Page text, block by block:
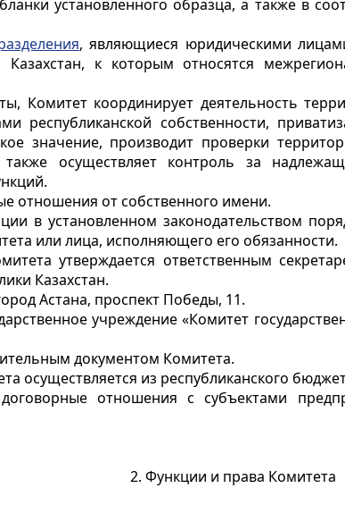
установленного образца, а также в
, являющиеся юридическими
Казахстан, к которым относятся
Комитет координирует деятельность
республиканской собственности,
значение, производит проверки
также осуществляет контроль за
отношения от собственного имени.
в установленном законодательством
или лица, исполняющего его обязанности.
утверждается ответственным
Казахстан.
Астана, проспект Победы, 11.
учреждение «Комитет
документом Комитета.
осуществляется из республиканского
отношения с субъектами
2. Функции и права Комитета